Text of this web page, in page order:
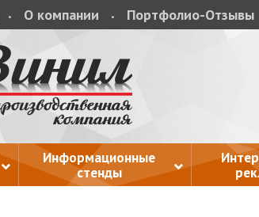
О компании Портфолио-Отзывы
Информационные
стенды